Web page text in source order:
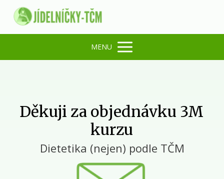
MENU
Děkuji za objednávku 3M
kurzu
Dietetikа (nejen) podle TČM